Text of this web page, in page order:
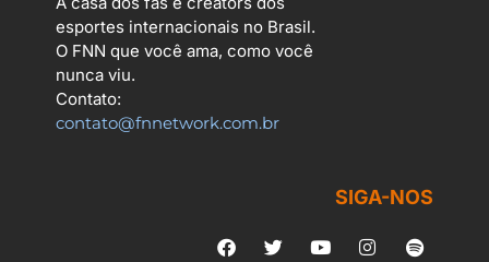
esportes internacionais no Brasil.
O FNN que você ama, como você
nunca viu.
Contato:
contato@fnnetwork.com.br
SIGA-NOS